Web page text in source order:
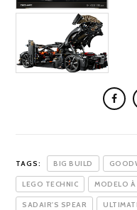
TAGS: BIG BUILD
LEGO TECHNIC MODELO À
SADAIR'S SPEAR